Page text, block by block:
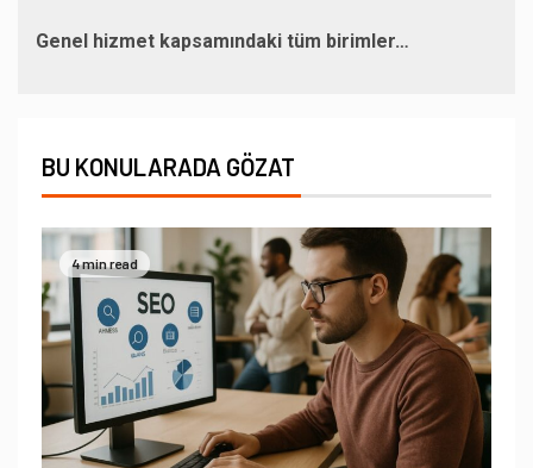
Genel hizmet kapsamındaki tüm birimler…
BU KONULARADA GÖZAT
4 min read